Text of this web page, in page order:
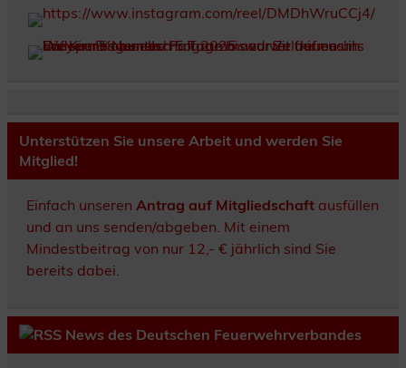
Unterstützen Sie unsere Arbeit und werden Sie
Mitglied!
Einfach unseren Antrag auf Mitgliedschaftausfüllen
und an uns senden/abgeben. Mit einem
Mindestbeitrag von nur 12,- € jährlich sind Sie
bereits dabei.
News des Deutschen Feuerwehrverbandes